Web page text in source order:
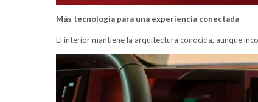
Más tecnología para una experiencia conectada
El interior mantiene la arquitectura conocida, aunque